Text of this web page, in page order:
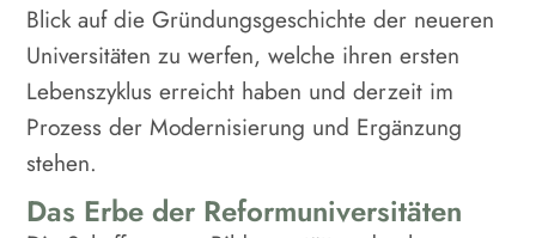
Blick auf die Gründungsgeschichte der neueren
Universitäten zu werfen, welche ihren ersten
Lebenszyklus erreicht haben und derzeit im
Prozess der Modernisierung und Ergänzung
stehen.
Das Erbe der Reformuniversitäten